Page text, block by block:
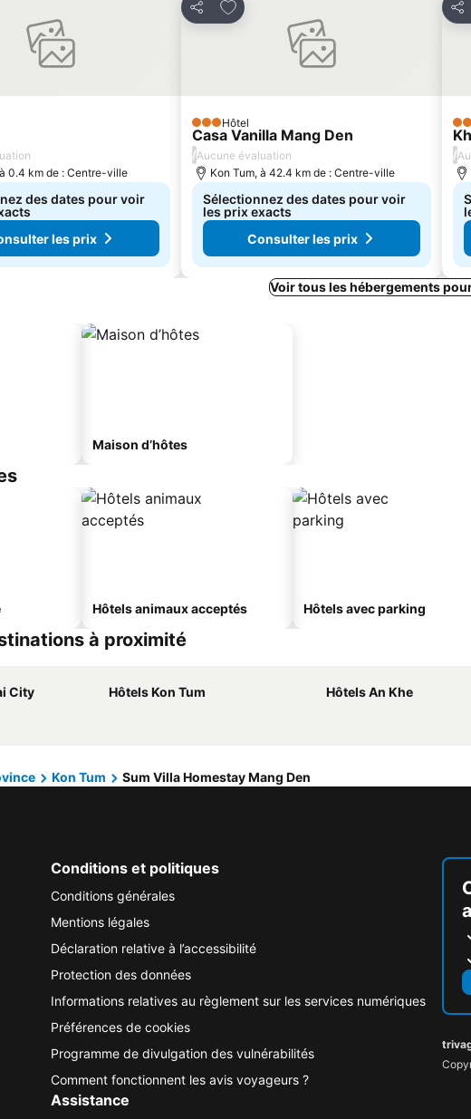
à mes favoris
0.4 km de : Centre-ville
des dates pour voir
les prix
Partager
Ajouter à mes favoris
3 Étoiles
Hôtel
Casa Vanilla Mang Den
/Aucune évaluation
Kon Tum, à 42.4 km de : Centre-ville
Sélectionnez des dates pour voir
les prix exacts
Consulter les prix
3
/
Voir tous les hébergements
Maison d’hôtes
Hôtels animaux acceptés Hôtels avec parking
à proximité
City Hôtels Kon Tum
Hôtels An Khe
Kon Tum Sum Villa Homestay Mang Den
Conditions et politiques
Conditions générales
Mentions légales
Déclaration relative à l’accessibilité
Protection des données
Informations relatives au règlement sur les services numériques
Préférences de cookies
Programme de divulgation des vulnérabilités
Comment fonctionnent les avis voyageurs ?
Assistance